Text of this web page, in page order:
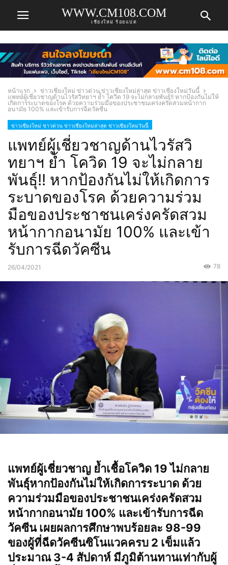
WWW.CM108.COM
เชียงใหม่ ร้อยแปด
หน้าแรก
ข่าวเชียงใหม่ ข่าวด่วน ข่าวเชียงใหม่ล่าสุด ข่าวเชียงใหม่วันนี้
แพทย์ผู้เชี่ยวชาญด้านไวรัสวิทยาฯ ย้ำ โควิด 19 จะไม่กลายพันธุ์!! หากป้องกันไม่ให้
เกิดการระบาดของโรค ด้วยความร่วมมือของประชาชนเคร่งครัดสวมหน้ากาก
อนามัย 100% และเข้ารับการฉีดวัคซีน
ข่าวเชียงใหม่ ข่าวด่วน ข่าวเชียงใหม่ล่าสุด ข่าวเชียงใหม่วันนี้
แพทย์ผู้เชี่ยวชาญด้านไวรัสวิ
ทยาฯ ย้ำ โควิด 19 จะไม่กลาย
พันธุ์!! หากป้องกันไม่ให้เกิดการ
ระบาดของโรค ด้วยความร่วม
มือของประชาชนเคร่งครัดสวม
หน้ากากอนามัย 100% และเข้า
รับการฉีดวัคซีน
26/04/2021 78
แพทย์ผู้เชี่ยวชาญ ย้ำเชื้อโควิด 19 ไม่กลาย
พันธุ์หากป้องกันไม่ให้เกิดการระบาด ด้วย
ความร่วมมือของประชาชนเคร่งครัดสวม
หน้ากากอนามัย 100% และเข้ารับการฉีด
วัคซีน เผยผลการศึกษาพบร้อยละ 98-99
ของผู้ที่ฉีดวัคซีนซิโนแวคครบ 2 เข็มแล้ว
ประมาณ 3-4 สัปดาห์ มีภูมิต้านทานเท่ากับผู้